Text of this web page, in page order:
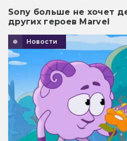
Sony больше не хочет
других героев Marvel
Новости